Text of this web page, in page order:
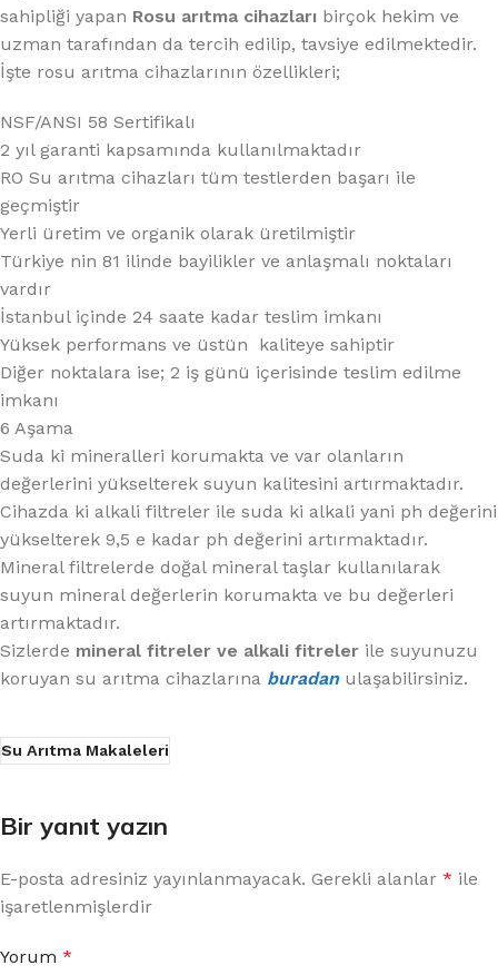
sahipliği yapan Rosu arıtma cihazları birçok hekim ve
uzman tarafından da tercih edilip, tavsiye edilmektedir.
İşte rosu arıtma cihazlarının özellikleri;
NSF/ANSI 58 Sertifikalı
2 yıl garanti kapsamında kullanılmaktadır
RO Su arıtma cihazları tüm testlerden başarı ile
geçmiştir
Yerli üretim ve organik olarak üretilmiştir
Türkiye nin 81 ilinde bayilikler ve anlaşmalı noktaları
vardır
İstanbul içinde 24 saate kadar teslim imkanı
Yüksek performans ve üstün kaliteye sahiptir
Diğer noktalara ise; 2 iş günü içerisinde teslim edilme
imkanı
6 Aşama
Suda ki mineralleri korumakta ve var olanların
değerlerini yükselterek suyun kalitesini artırmaktadır.
Cihazda ki alkali filtreler ile suda ki alkali yani ph değerini
yükselterek 9,5 e kadar ph değerini artırmaktadır.
Mineral filtrelerde doğal mineral taşlar kullanılarak
suyun mineral değerlerin korumakta ve bu değerleri
artırmaktadır.
Sizlerde mineral fitreler ve alkali fitreler ile suyunuzu
koruyan su arıtma cihazlarına buradanulaşabilirsiniz.
Su Arıtma Makaleleri
Bir yanıt yazın
E-posta adresiniz yayınlanmayacak. Gerekli alanlar * ile
işaretlenmişlerdir
Yorum *